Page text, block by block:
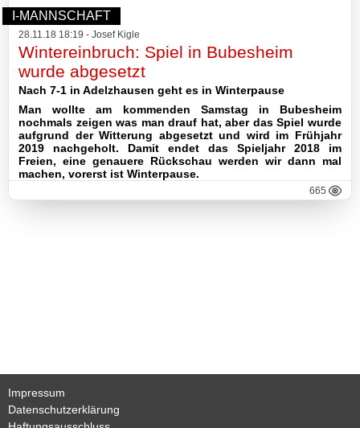
I-
Mannschaft
Archiv
II-
Mannschaft
III-
Mannschaft
Seniorenfußball
Gymnastik
I-MANNSCHAFT
28.11.18 18:19 - Josef Kigle
Wintereinbruch: Spiel in Bubesheim
wurde abgesetzt
Nach 7-1 in Adelzhausen geht es in Winterpause
Man wollte am kommenden Samstag in Bubesheim
nochmals zeigen was man drauf hat, aber das Spiel wurde
aufgrund der Witterung abgesetzt und wird im Frühjahr
2019 nachgeholt. Damit endet das Spieljahr 2018 im
Freien, eine genauere Rückschau werden wir dann mal
machen, vorerst ist Winterpause.
665
Impressum
Datenschutzerklärung